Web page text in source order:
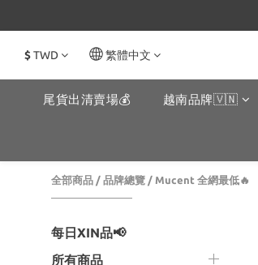
$TWD 繁體中文
尾貨出清賣場💰 越南品牌🇻🇳
全部商品 / 品牌總覽 / Mucent 全網最低🔥
每日XIN品📢
所有商品